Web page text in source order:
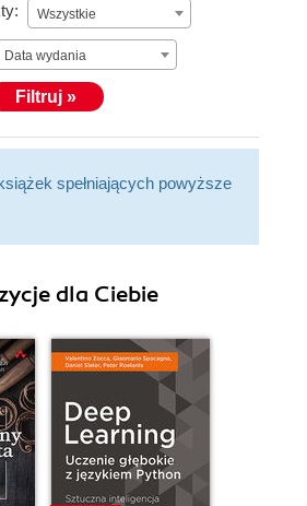
Wszystkie
Data wydania
Filtruj »
spełniających powyższe
dla Ciebie